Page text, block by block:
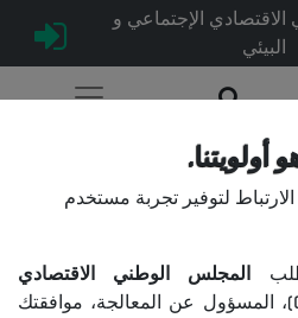
الإجتماعي و
البيئي
الوصول إلى هذا
لتوفير تجربة مستخدم
المجلس الوطني الاقتصادي
، المسؤول عن المعالجة، موافقتك